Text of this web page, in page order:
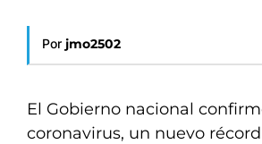
Por jmo2502
El Gobierno nacional
coronavirus, un nuevo